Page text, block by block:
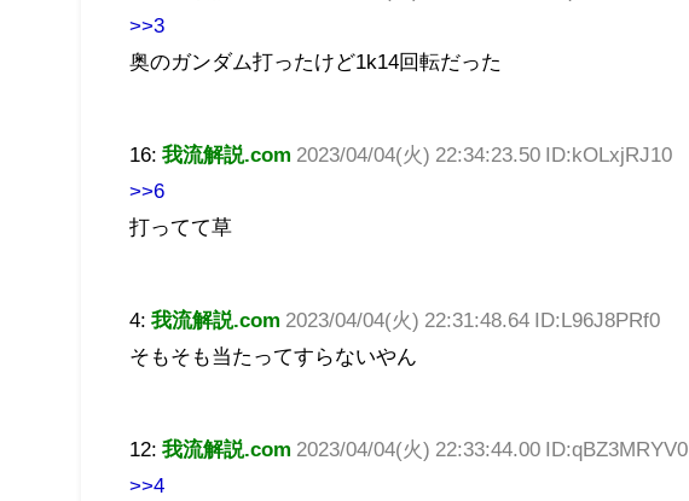
>>3
奥のガンダム打ったけど1k14回転だった
16:我流解説.com 2023/04/04(火) 22:34:23.50 ID:kOLxjRJ10
>>6
打ってて草
4:我流解説.com 2023/04/04(火) 22:31:48.64 ID:L96J8PRf0
そもそも当たってすらないやん
12:我流解説.com 2023/04/04(火) 22:33:44.00 ID:qBZ3MRYV0
>>4